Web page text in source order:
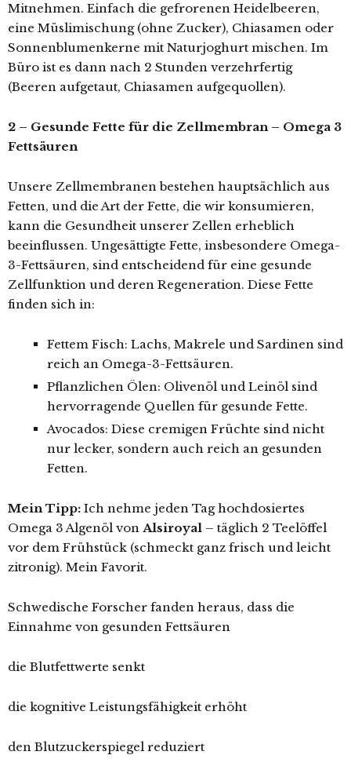
Mitnehmen. Einfach die gefrorenen Heidelbeeren,
eine Müslimischung (ohne Zucker), Chiasamen oder
Sonnenblumenkerne mit Naturjoghurt mischen. Im
Büro ist es dann nach 2 Stunden verzehrfertig
(Beeren aufgetaut, Chiasamen aufgequollen).
2 – Gesunde Fette für die Zellmembran – Omega 3
Fettsäuren
Unsere Zellmembranen bestehen hauptsächlich aus
Fetten, und die Art der Fette, die wir konsumieren,
kann die Gesundheit unserer Zellen erheblich
beeinflussen. Ungesättigte Fette, insbesondere Omega-
3-Fettsäuren, sind entscheidend für eine gesunde
Zellfunktion und deren Regeneration. Diese Fette
finden sich in:
Fettem Fisch: Lachs, Makrele und Sardinen sind
reich an Omega-3-Fettsäuren.
Pflanzlichen Ölen: Olivenöl und Leinöl sind
hervorragende Quellen für gesunde Fette.
Avocados: Diese cremigen Früchte sind nicht
nur lecker, sondern auch reich an gesunden
Fetten.
Mein Tipp: Ich nehme jeden Tag hochdosiertes
Omega 3 Algenöl von Alsiroyal – täglich 2 Teelöffel
vor dem Frühstück (schmeckt ganz frisch und leicht
zitronig). Mein Favorit.
Schwedische Forscher fanden heraus, dass die
Einnahme von gesunden Fettsäuren
die Blutfettwerte senkt
die kognitive Leistungsfähigkeit erhöht
den Blutzuckerspiegel reduziert